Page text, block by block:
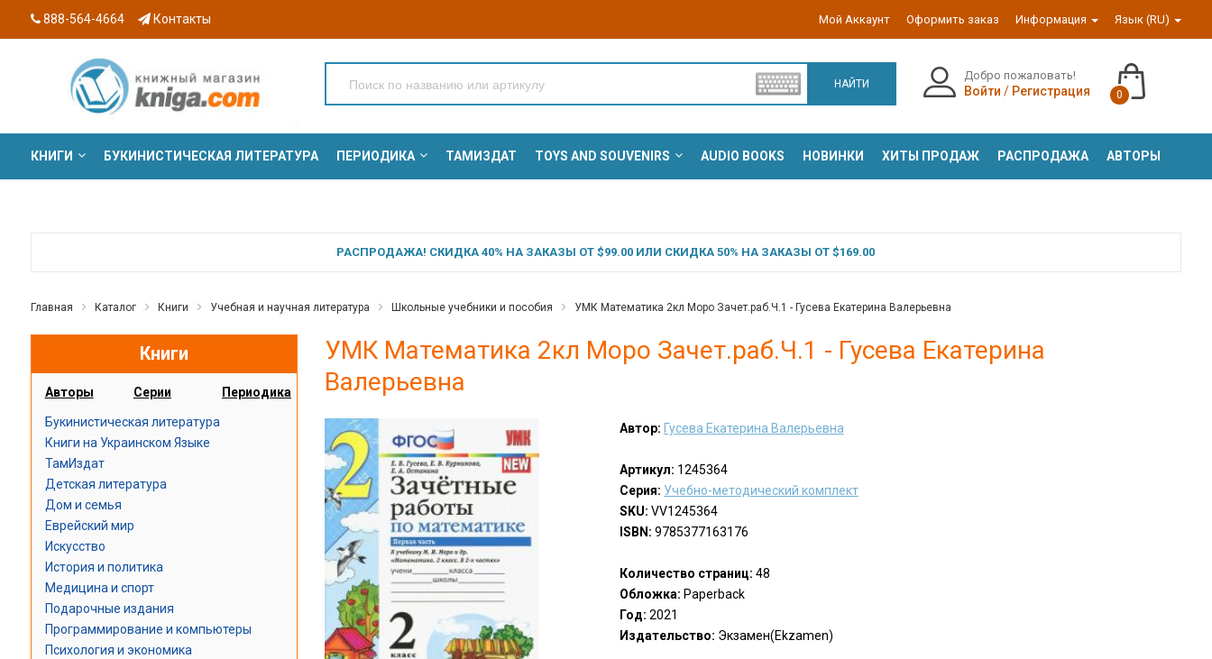
888-564-4664 Контакты Мой Аккаунт Оформить заказ Информация Язык (RU)
НАЙТИ
Добро пожаловать!
Войти / Регистрация 0
КНИГИ БУКИНИСТИЧЕСКАЯ ЛИТЕРАТУРА ПЕРИОДИКА ТАМИЗДАТ TOYS AND SOUVENIRS AUDIO BOOKS НОВИНКИ ХИТЫ ПРОДАЖ РАСПРОДАЖА АВТОРЫ
РАСПРОДАЖА! СКИДКА 40% НА ЗАКАЗЫ ОТ $99.00 ИЛИ СКИДКА 50% НА ЗАКАЗЫ ОТ $169.00
Главная Каталог Книги Учебная и научная литература Школьные учебники и пособия УМК Математика 2кл Моро Зачет.раб.Ч.1 - Гусева Екатерина Валерьевна
Книги
Авторы Серии Периодика
Букинистическая литература
Книги на Украинском Языке
ТамИздат
Детская литература
Дом и семья
Еврейский мир
Искусство
История и политика
Медицина и спорт
Подарочные издания
Программирование и компьютеры
Психология и экономика
УМК Математика 2кл Моро Зачет.раб.Ч.1 - Гусева Екатерина
Валерьевна
Автор: Гусева Екатерина Валерьевна
Артикул: 1245364
Серия: Учебно-методический комплект
SKU: VV1245364
ISBN: 9785377163176
Количество страниц: 48
Обложка: Paperback
Год: 2021
Издательство: Экзамен(Ekzamen)